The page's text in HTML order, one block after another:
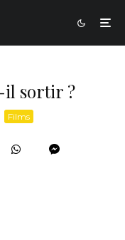
il sortir ?
Films